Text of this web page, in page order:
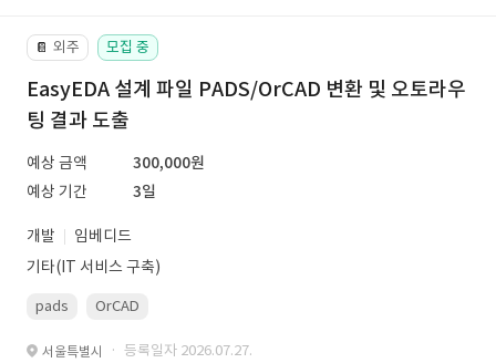
📔 외주 모집 중
EasyEDA 설계 파일 PADS/OrCAD 변환 및 오토라우
팅 결과 도출
예상 금액
300,000원
예상 기간
3일
개발
임베디드
기타(IT 서비스 구축)
pads OrCAD
서울특별시 · 등록일자 2026.07.27.